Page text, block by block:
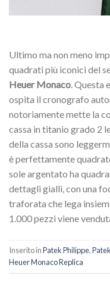
Ultimo ma non meno
quadrati più iconici del
Heuer Monaco. Questa
ospita il cronografo
notoriamente mette la
cassa in titanio grado 2
della cassa sono
è perfettamente
sole argentato ha
dettagli gialli, con una
traforata che lega
1.000 pezzi viene
Inserito inPatek Philippe,
Heuer Monaco Replica